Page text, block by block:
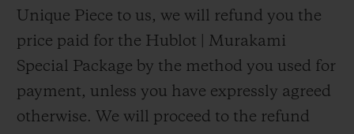
Unique Piece to us, we will refund you the
price paid for the Hublot | Murakami
Special Package by the method you used for
payment, unless you have expressly agreed
otherwise. We will proceed to the refund